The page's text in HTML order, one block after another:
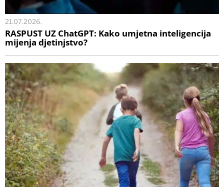
21.07.2026.
RASPUST UZ ChatGPT: Kako umjetna inteligencija
mijenja djetinjstvo?